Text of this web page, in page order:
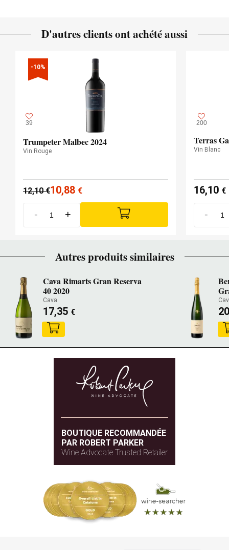
D'autres clients ont achété aussi
-10%
39
Trumpeter Malbec 2024
Vin Rouge
12,10€10,88 €
- +
200
Terras
Vin Blanc
16,10 €
-
Autres produits similaires
Cava Rimarts Gran Reserva
40 2020
Cava
17,35 €
BOUTIQUE RECOMMANDÉE
PAR ROBERT PARKER
Wine Advocate Trusted Retailer